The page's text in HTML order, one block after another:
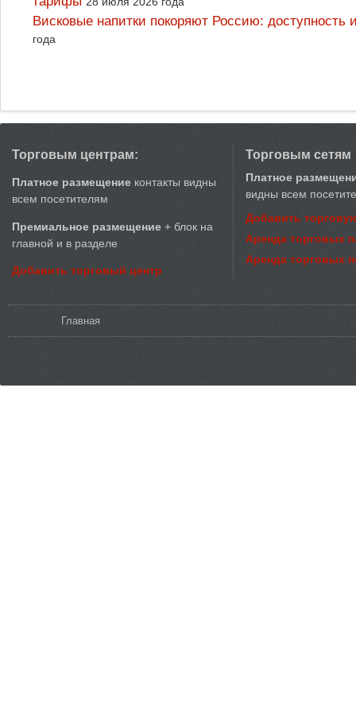
Висковые напитки покоряют Россию:
года
Торговым центрам:
Платное размещение контакты видны
всем посетителям
Премиальное размещение + блок на
главной и в разделе
Добавить торговый центр
Торговым сетям
Платное
видны всем
Добавить
Аренда торговых
Аренда торговых
Главная